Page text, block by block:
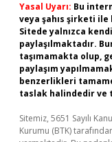
Yasal Uyarı: Bu
veya şahıs şirketi ile
Sitede yalnızca
paylaşılmaktadır.
taşımamakta olup,
paylaşım
benzerlikleri
taslak halindedir ve
Sitemiz, 5651 Sayılı
Kurumu (BTK)